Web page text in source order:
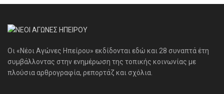
Οι «Νέοι Αγώνες Ηπείρου» εκδίδονται εδώ και 28 συναπτά έτη
συμβάλλοντας στην ενημέρωση της τοπικής κοινωνίας με
πλούσια αρθρογραφία, ρεπορτάζ και σχόλια.